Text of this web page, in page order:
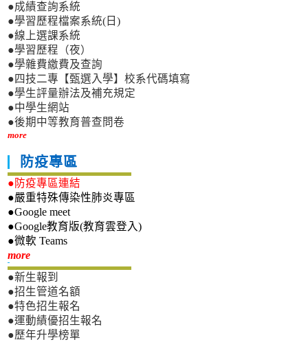
●成績查詢系統
●學習歷程檔案系統(日)
●線上選課系統
●學習歷程（夜）
●學雜費繳費及查詢
●四技二專【甄選入學】校系代碼填寫
●學生評量辦法及補充規定
●中學生網站
●後期中等教育普查問卷
more
防疫專區
●防疫專區連結
●嚴重特殊傳染性肺炎專區
●Google meet
●Google教育版(教育雲登入)
●微軟 Teams
more新生專區
●新生報到
●招生管道名額
●特色招生報名
●運動績優招生報名
●歷年升學榜單